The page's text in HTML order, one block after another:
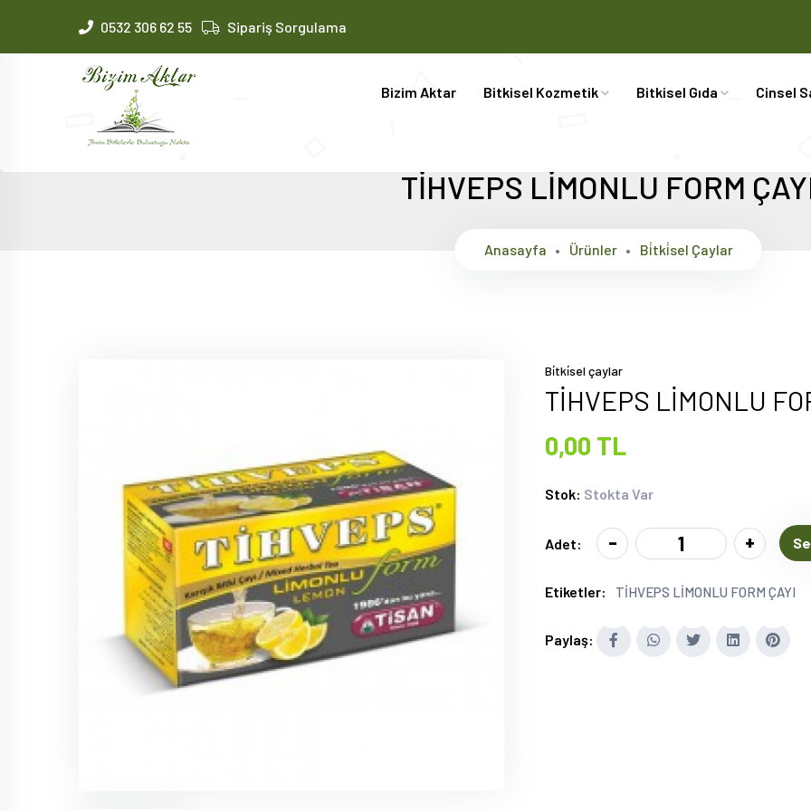
0532 306 62 55 Sipariş Sorgulama
Bizim Aktar Bitkisel Kozmetik Bitkisel Gıda Cinsel
TİHVEPS LİMONLU FORM
Anasayfa Ürünler Bi̇tki̇sel Çaylar
Bi̇tki̇sel çaylar
TİHVEPS LİMONLU
0,00 TL
Stok: Stokta Var
Adet: - +
Etiketler: TİHVEPS LİMONLU FORM ÇAYI
Paylaş: